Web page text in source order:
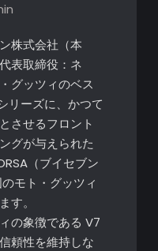
株式会社（本
表取締役：ネ
グッツィのベス
リーズに、かつて
させるフロント
グが与えられた
（ブイセブン
モト・グッツィ
す。
の象徴である V7
頼性を維持しな